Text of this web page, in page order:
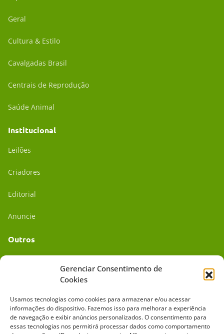
Gerenciar Consentimento de
Cookies
Usamos tecnologias como cookies para armazenar e/ou acessar
informações do dispositivo. Fazemos isso para melhorar a experiência
de navegação e exibir anúncios personalizados. O consentimento para
essas tecnologias nos permitirá processar dados como comportamento
Geral
Cultura & Estilo
Cavalgadas Brasil
Centrais de Reprodução
Saúde Animal
Institucional
Leilões
Criadores
Editorial
Anuncie
Outros
Mídia Kit